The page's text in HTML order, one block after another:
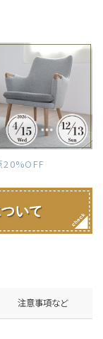
20%OFF
注意事項など